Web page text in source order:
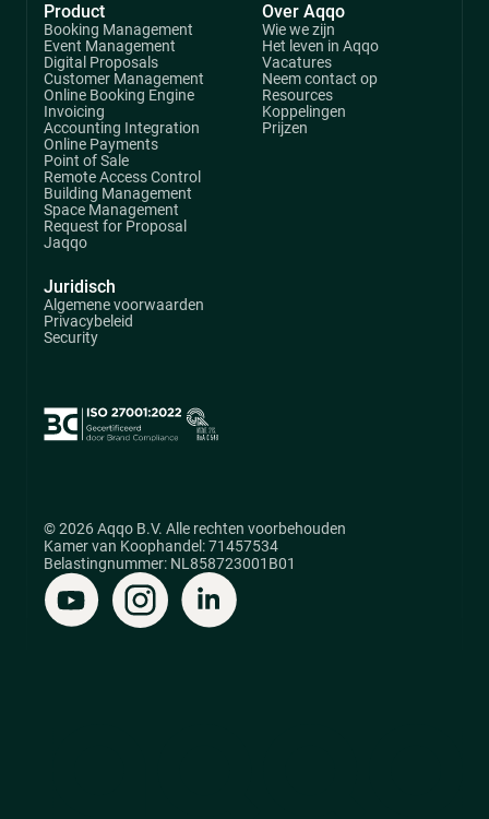
Product
Booking Management
Event Management
Digital Proposals
Customer Management
Online Booking Engine
Invoicing
Accounting Integration
Online Payments
Point of Sale
Remote Access Control
Building Management
Space Management
Request for Proposal
Jaqqo
Over Aqqo
Wie we zijn
Het leven in Aqqo
Vacatures
Neem contact op
Resources
Koppelingen
Prijzen
Juridisch
Algemene voorwaarden
Privacybeleid
Security
© 2026 Aqqo B.V. Alle rechten voorbehouden
Kamer van Koophandel: 71457534
Belastingnummer: NL858723001B01